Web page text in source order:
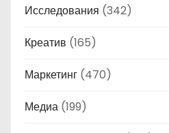
Исследования (342)
Креатив (165)
Маркетинг (470)
Медиа (199)